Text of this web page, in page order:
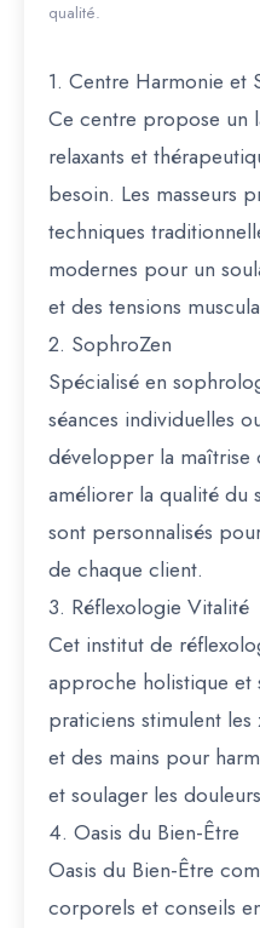
qualité.
1. Centre Harmonie et
Ce centre propose un
relaxants et
besoin. Les masseurs
techniques
modernes pour un
et des tensions
2. SophroZen
Spécialisé en
séances individuelles
développer la maîtrise
améliorer la qualité du
sont personnalisés
de chaque client.
3. Réflexologie Vitalité
Cet institut de
approche holistique et
praticiens stimulent
et des mains pour
et soulager les
4. Oasis du Bien-Être
Oasis du Bien-Être
corporels et conseils